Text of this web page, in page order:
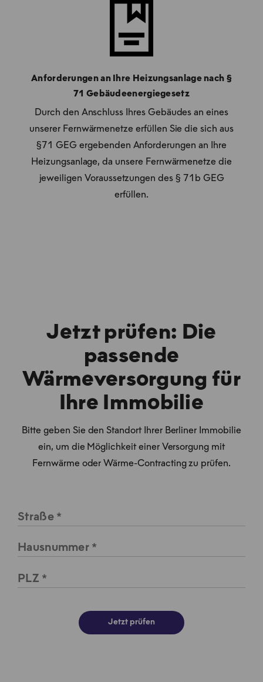
Anforderungen an Ihre Heizungsanlage nach §
71 Gebäudeenergiegesetz
Durch den Anschluss Ihres Gebäudes an eines
unserer Fernwärmenetze erfüllen Sie die sich aus
§71 GEG ergebenden Anforderungen an Ihre
Heizungsanlage, da unsere Fernwärmenetze die
jeweiligen Voraussetzungen des § 71b GEG
erfüllen.
Jetzt prüfen: Die
passende
Wärmeversorgung für
Ihre Immobilie
Bitte geben Sie den Standort Ihrer Berliner Immobilie
ein, um die Möglichkeit einer Versorgung mit
Fernwärme oder Wärme-Contracting zu prüfen.
Straße
Hausnummer
PLZ
Jetzt prüfen